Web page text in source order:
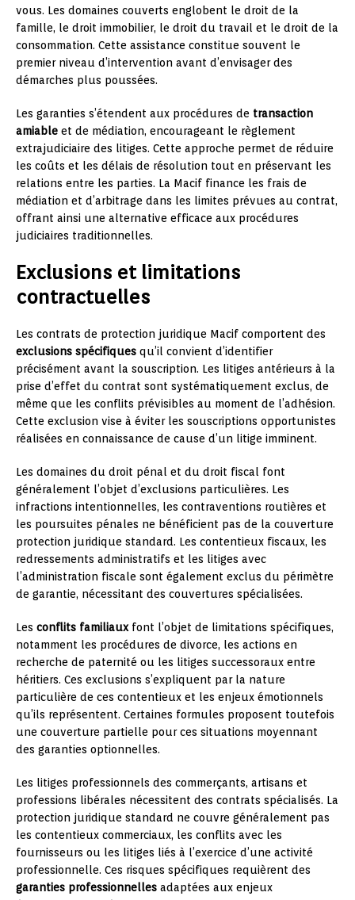
vous. Les domaines couverts englobent le droit de la
famille, le droit immobilier, le droit du travail et le droit de la
consommation. Cette assistance constitue souvent le
premier niveau d’intervention avant d’envisager des
démarches plus poussées.
Les garanties s’étendent aux procédures de transaction
amiable et de médiation, encourageant le règlement
extrajudiciaire des litiges. Cette approche permet de réduire
les coûts et les délais de résolution tout en préservant les
relations entre les parties. La Macif finance les frais de
médiation et d’arbitrage dans les limites prévues au contrat,
offrant ainsi une alternative efficace aux procédures
judiciaires traditionnelles.
Exclusions et limitations
contractuelles
Les contrats de protection juridique Macif comportent des
exclusions spécifiques qu’il convient d’identifier
précisément avant la souscription. Les litiges antérieurs à la
prise d’effet du contrat sont systématiquement exclus, de
même que les conflits prévisibles au moment de l’adhésion.
Cette exclusion vise à éviter les souscriptions opportunistes
réalisées en connaissance de cause d’un litige imminent.
Les domaines du droit pénal et du droit fiscal font
généralement l’objet d’exclusions particulières. Les
infractions intentionnelles, les contraventions routières et
les poursuites pénales ne bénéficient pas de la couverture
protection juridique standard. Les contentieux fiscaux, les
redressements administratifs et les litiges avec
l’administration fiscale sont également exclus du périmètre
de garantie, nécessitant des couvertures spécialisées.
Les conflits familiauxfont l’objet de limitations spécifiques,
notamment les procédures de divorce, les actions en
recherche de paternité ou les litiges successoraux entre
héritiers. Ces exclusions s’expliquent par la nature
particulière de ces contentieux et les enjeux émotionnels
qu’ils représentent. Certaines formules proposent toutefois
une couverture partielle pour ces situations moyennant
des garanties optionnelles.
Les litiges professionnels des commerçants, artisans et
professions libérales nécessitent des contrats spécialisés. La
protection juridique standard ne couvre généralement pas
les contentieux commerciaux, les conflits avec les
fournisseurs ou les litiges liés à l’exercice d’une activité
professionnelle. Ces risques spécifiques requièrent des
garanties professionnelles adaptées aux enjeux